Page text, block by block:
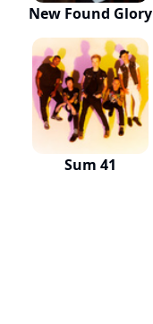
New Found Glory
Sum 41